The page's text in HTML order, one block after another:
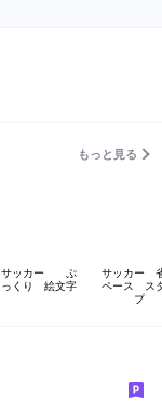
もっと見る
サッカー ぷ
っくり 絵文字
サッカー
ペース ス
プ